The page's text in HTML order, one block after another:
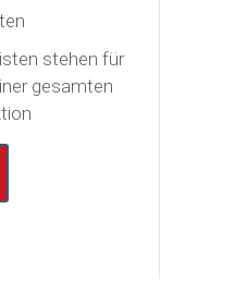
stehen für
gesamten